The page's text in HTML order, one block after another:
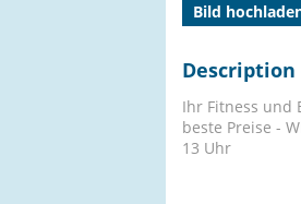
Bild
Description
Ihr Fitness und
beste Preise -
13 Uhr